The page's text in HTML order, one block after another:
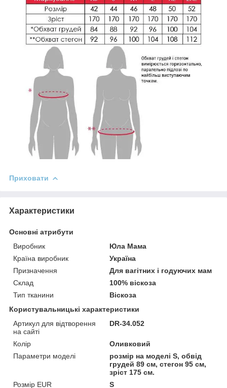
Приховати
Характеристики
Основні атрибути
Виробник
Юла Мама
Країна виробник
Україна
Призначення
Для вагітних і годуючих мам
Склад
100% віскоза
Тип тканини
Віскоза
Користувальницькі характеристики
Артикул для відтворення
на сайті
DR-34.052
Колір
Оливковий
Параметри моделі
розмір на моделі S, обвід
грудей 89 см, стегон 95 см,
зріст 175 см.
Розмір EUR
S